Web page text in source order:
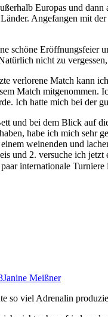
Europas und
Angefangen mit
schöne Eröffnungsfeier
nicht zu
verlorene Match kann
Match
Ich hatte mich bei der
und bei dem Blick auf
habe ich mich
weinenden und
und 2. versuche ich
internationale
Janine Meißner
so viel Adrenalin